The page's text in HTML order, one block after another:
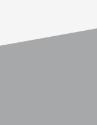
de
avec
L'étage